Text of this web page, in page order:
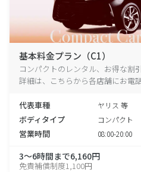
基本料金プラン（C1）
コンパクトのレンタル、お得な割
詳細は、こちらから各店舗にお電
代表車種 ヤリス 等
ボディタイプ コンパクト
営業時間 08:00-20:00
3～6時間まで6,160円
免責補償制度1,100円